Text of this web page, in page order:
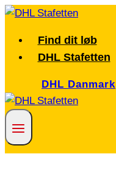
Fortsæt
indhold
Find dit løb
DHL Stafetten
DHL Danmark